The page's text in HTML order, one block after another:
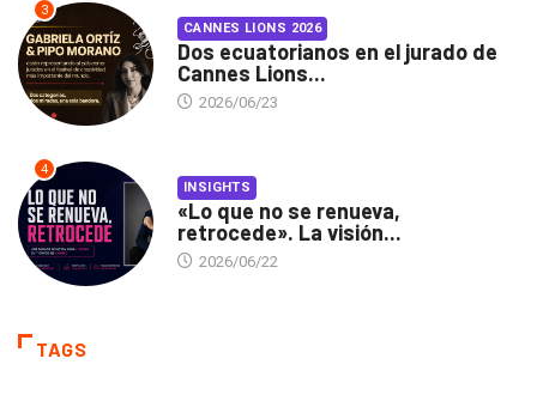
3
CANNES LIONS 2026
Dos ecuatorianos en el jurado de
Cannes Lions...
2026/06/23
4
INSIGHTS
«Lo que no se renueva,
retrocede». La visión...
2026/06/22
TAGS